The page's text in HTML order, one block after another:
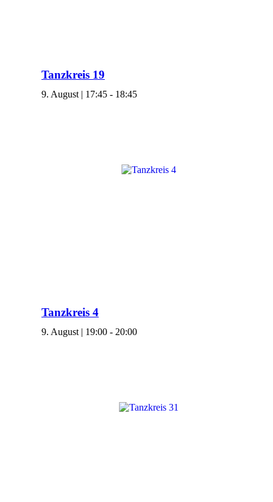
Tanzkreis 19
9. August | 17:45 - 18:45
Tanzkreis 4
9. August | 19:00 - 20:00